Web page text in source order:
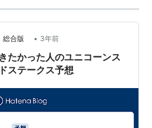
総合版 • 3年前
たかった人のユニコーンス
ステークス予想